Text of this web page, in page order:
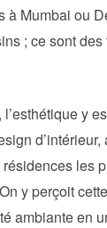
à Mumbai ou
; ce sont
l’esthétique y
d’intérieur,
les
y perçoit
ambiante en